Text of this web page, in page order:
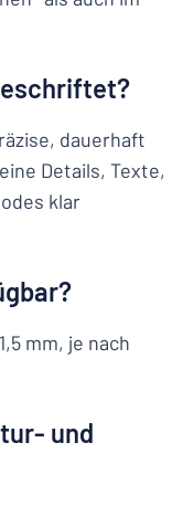
dauerhaft
Details, Texte,
klar
mm, je nach
und